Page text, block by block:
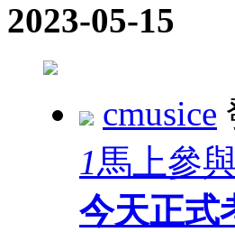
2023-05-15
cmusice
1馬上參
今天正式